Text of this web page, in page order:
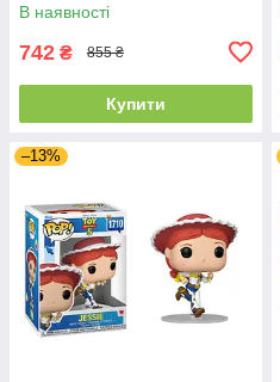
В наявності
742 ₴ 855 ₴
Купити
–13%